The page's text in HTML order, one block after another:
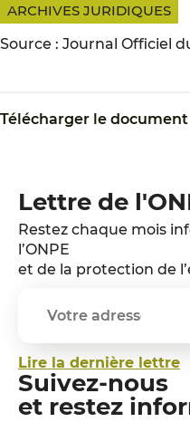
ARCHIVES JURIDIQUES
Source : Journal Officiel
Télécharger le document
Lettre de
Restez chaque mois
l’ONPE
et de la protection de
Lire la dernière lettre
Suivez-nous
et restez